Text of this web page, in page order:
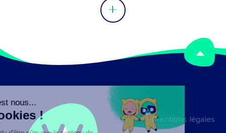
Mentions légales